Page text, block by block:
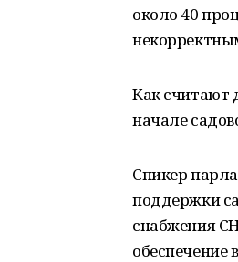
около 40
Как считают
начале
Спикер
поддержки
снабжения
обеспечение